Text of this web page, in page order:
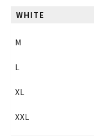
WHITE
M
L
XL
XXL